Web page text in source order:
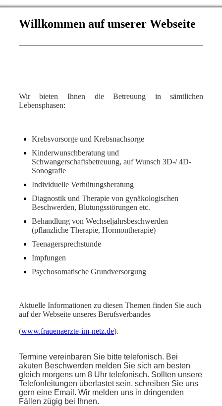
Willkommen auf unserer Webseite
Wir bieten Ihnen die Betreuung in sämtlichen
Lebensphasen:
Krebsvorsorge und Krebsnachsorge
Kinderwunschberatung und
Schwangerschaftsbetreuung, auf Wunsch 3D-/ 4D-
Sonografie
Individuelle Verhütungsberatung
Diagnostik und Therapie von gynäkologischen
Beschwerden, Blutungsstörungen etc.
Behandlung von Wechseljahrsbeschwerden
(pflanzliche Therapie, Hormontherapie)
Teenagersprechstunde
Impfungen
Psychosomatische Grundversorgung
Aktuelle Informationen zu diesen Themen finden Sie auch
auf derWebseite unseres Berufsverbandes
(www.frauenaerzte-im-netz.de).
Termine vereinbaren Sie bitte telefonisch. Bei
akuten Beschwerden melden Sie sich am besten
gleich morgens um 8 Uhr telefonisch. Sollten unsere
Telefonleitungen überlastet sein, schreiben Sie uns
gern eine Email. Wir melden uns in dringenden
Fällen zügig bei Ihnen.